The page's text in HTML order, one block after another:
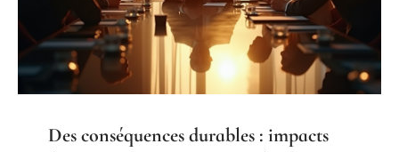
Des conséquences durables : impacts